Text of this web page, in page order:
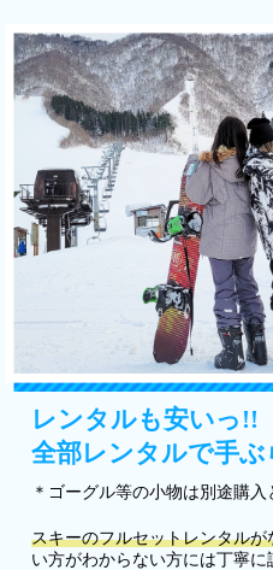
レンタルも安いっ!!
全部レンタルで手ぶ
＊ゴーグル等の小物は別途購入
スキーのフルセットレンタル
い方がわからない方には丁寧